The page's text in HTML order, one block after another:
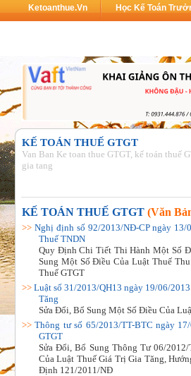
Ketoanthue.vn Học Kế Toán
KẾ TOÁN THUẾ GTGT
Van Ban Ke toan thue GTGT, kế toán thuế
gia tang
KẾ TOÁN THUẾ GTGT (Văn
>> Nghị định số 92/2013/NĐ-CP ngày 13/
Thuế TNDN
Quy Định Chi Tiết Thi Hành Một Số
Sung Một Số Điều Của Luật Thuế
Thuế GTGT
>> Luật số 31/2013/QH13 ngày 19/06/
Tăng
Sửa Đổi, Bổ Sung Một Số Điều Của
>>Thông tư số 65/2013/TT-BTC ngày
GTGT
Sửa Đổi, Bổ Sung Thông Tư 06/
Của Luật Thuế Giá Trị Gia Tăng,
Định 121/2011/NĐ